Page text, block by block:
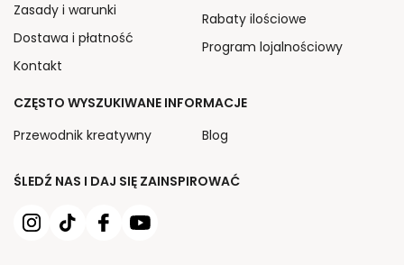
ŚLEDŹ NAS I DAJ SIĘ ZAINSPIROWAĆ
Zasady i warunki
Dostawa i płatność
Kontakt
Rabaty ilościowe
Program lojalnościowy
CZĘSTO WYSZUKIWANE INFORMACJE
Przewodnik kreatywny
Blog